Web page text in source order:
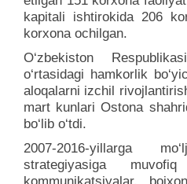
kapitali ishtirokida 206
korxona ochilgan.
O‘zbekiston
o‘rtasidagi hamkorlik
aloqalarni izchil
mart kunlari Ostona
bo‘lib o‘tdi.
2007-2016-yillarga
strategiyasiga